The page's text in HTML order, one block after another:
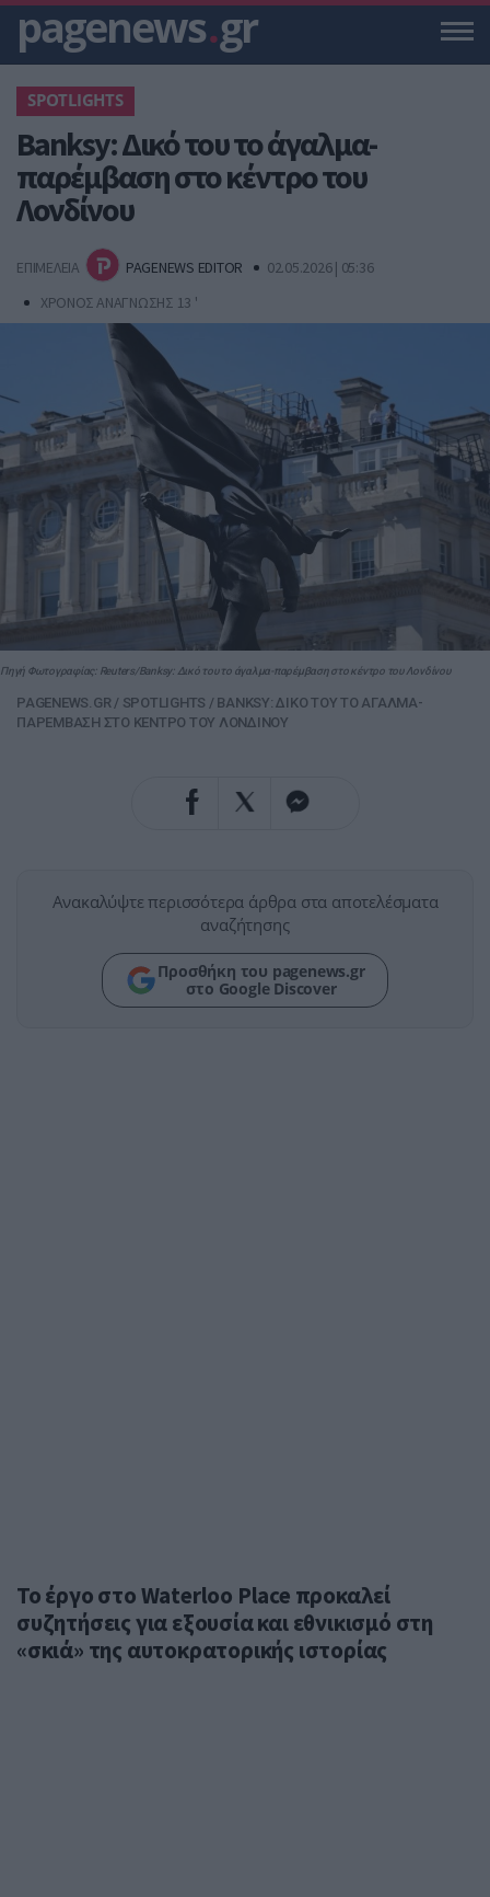
pagenews.gr
SPOTLIGHTS
Banksy: Δικό του το άγαλμα-
παρέμβαση στο κέντρο του
Λονδίνου
ΕΠΙΜΕΛΕΙΑ PAGENEWS EDITOR
02.05.2026 | 05:36
ΧΡΟΝΟΣ ΑΝΑΓΝΩΣΗΣ 13 '
Πηγή Φωτογραφίας: Reuters/Banksy: Δικό του το άγαλμα-παρέμβαση στο κέντρο του Λονδίνου
PAGENEWS.GR / SPOTLIGHTS / BANKSY: ΔΙΚΟ ΤΟΥ ΤΟ ΑΓΑΛΜΑ-
ΠΑΡΕΜΒΑΣΗ ΣΤΟ ΚΕΝΤΡΟ ΤΟΥ ΛΟΝΔΙΝΟΥ
Ανακαλύψτε περισσότερα άρθρα στα αποτελέσματα
αναζήτησης
Προσθήκη του pagenews.gr
στο Google Discover
Το έργο στο Waterloo Place προκαλεί
συζητήσεις για εξουσία και εθνικισμό στη
«σκιά» της αυτοκρατορικής ιστορίας